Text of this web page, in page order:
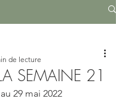
SEMAINE 21
de lecture
29 mai 2022